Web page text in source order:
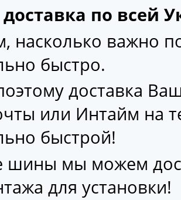
по всей
насколько важно
быстро.
доставка
или Интайм на
быстрой!
шины мы можем
для установки!